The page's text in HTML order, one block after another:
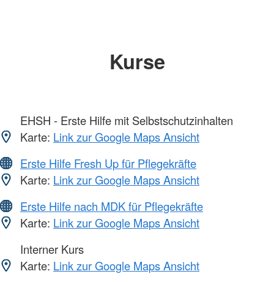
Kurse
EHSH - Erste Hilfe mit Selbstschutzinhalten
Karte: Link zur Google Maps Ansicht
Erste Hilfe Fresh Up für Pflegekräfte
Karte: Link zur Google Maps Ansicht
Erste Hilfe nach MDK für Pflegekräfte
Karte: Link zur Google Maps Ansicht
Interner Kurs
Karte: Link zur Google Maps Ansicht